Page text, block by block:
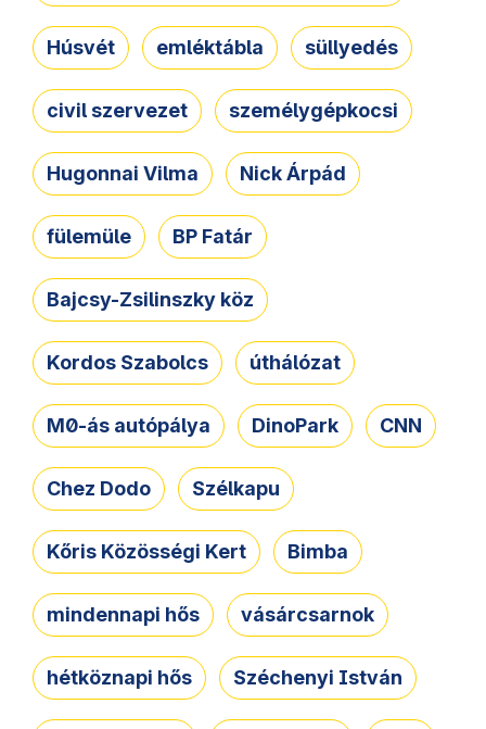
Húsvét emléktábla süllyedés
civil szervezet személygépkocsi
Hugonnai Vilma Nick Árpád
fülemüle BP Fatár
Bajcsy-Zsilinszky köz
Kordos Szabolcs úthálózat
M0-ás autópálya DinoPark CNN
Chez Dodo Szélkapu
Kőris Közösségi Kert Bimba
mindennapi hős vásárcsarnok
hétköznapi hős Széchenyi István